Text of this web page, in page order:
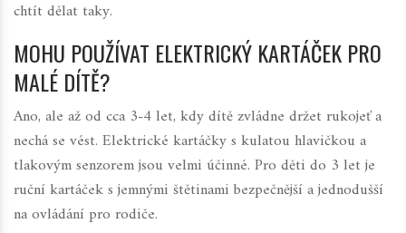
chtít dělat taky.
MOHU POUŽÍVAT ELEKTRICKÝ KARTÁČEK PRO
MALÉ DÍTĚ?
Ano, ale až od cca 3-4 let, kdy dítě zvládne držet rukojeť a
nechá se vést. Elektrické kartáčky s kulatou hlavičkou a
tlakovým senzorem jsou velmi účinné. Pro děti do 3 let je
ruční kartáček s jemnými štětinami bezpečnější a jednodušší
na ovládání pro rodiče.